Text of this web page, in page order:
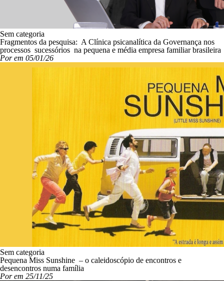
Sem categoria
Fragmentos da pesquisa: A Clínica psicanalítica da Governança nos
processos sucessórios na pequena e média empresa familiar brasileira
Por em 05/01/26
Sem categoria
Pequena Miss Sunshine – o caleidoscópio de encontros e
desencontros numa família
Por em 25/11/25